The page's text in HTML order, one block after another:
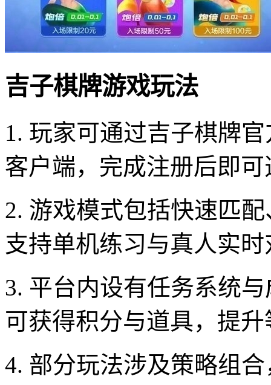
吉子棋牌游戏玩法
1. 玩家可通过吉子棋牌
客户端，完成注册后即
2. 游戏模式包括快速匹
支持单机练习与真人实
3. 平台内设有任务系统
可获得积分与道具，提升
4. 部分玩法涉及策略组